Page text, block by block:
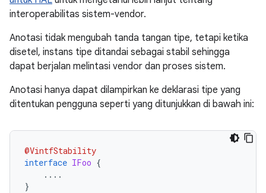
interoperabilitas sistem-vendor.
Anotasi tidak mengubah tanda tangan tipe, tetapi ketika
disetel, instans tipe ditandai sebagai stabil sehingga
dapat berjalan melintasi vendor dan proses sistem.
Anotasi hanya dapat dilampirkan ke deklarasi tipe yang
ditentukan pengguna seperti yang ditunjukkan di bawah ini:
@VintfStability
interface IFoo {
....
}